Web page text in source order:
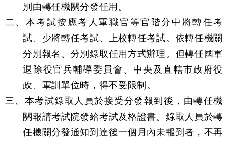
別由轉任機關分發任用。
二、本考試按應考人軍職官等官階分中將轉任考
試、少將轉任考試、上校轉任考試。依轉任機關
分別報名、分別錄取任用方式辦理。但轉任國軍
退除役官兵輔導委員會、中央及直轄市政府役
政、軍訓單位時，得不受限制。
三、本考試錄取人員於接受分發報到後，由轉任機
關報請考試院發給考試及格證書。錄取人員於轉
任機關分發通知到達後一個月內未報到者，不再